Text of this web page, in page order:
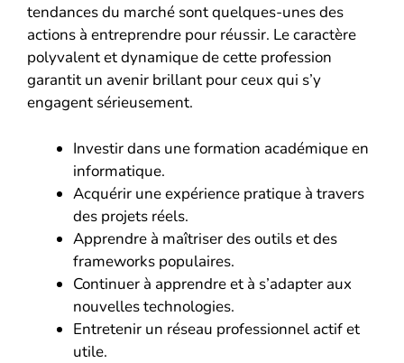
tendances du marché sont quelques-unes des
actions à entreprendre pour réussir. Le caractère
polyvalent et dynamique de cette profession
garantit un avenir brillant pour ceux qui s’y
engagent sérieusement.
Investir dans une formation académique en
informatique.
Acquérir une expérience pratique à travers
des projets réels.
Apprendre à maîtriser des outils et des
frameworks populaires.
Continuer à apprendre et à s’adapter aux
nouvelles technologies.
Entretenir un réseau professionnel actif et
utile.